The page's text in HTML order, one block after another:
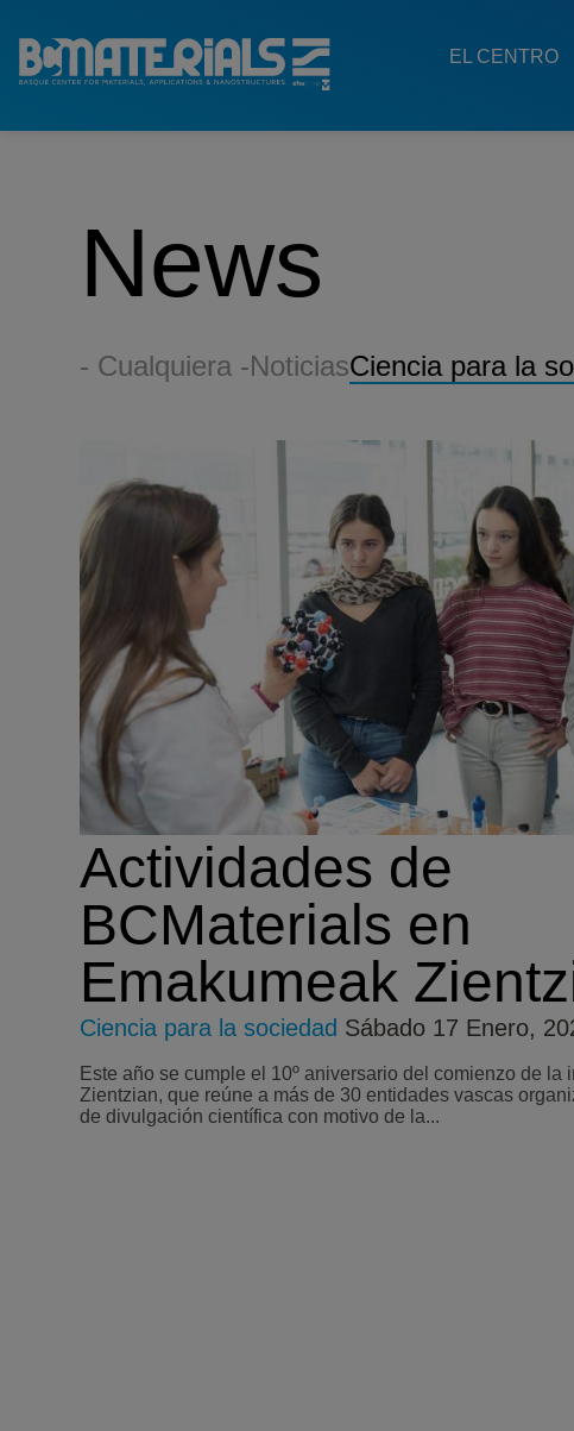
MenuEL CENTRO
News
- Cualquiera -NoticiasCiencia para la
Actividades de
BCMaterials en
Emakumeak
Ciencia para la sociedad Sábado 17 Enero,
Este año se cumple el 10º aniversario del comienzo de la
Zientzian, que reúne a más de 30 entidades vascas
de divulgación científica con motivo de la...